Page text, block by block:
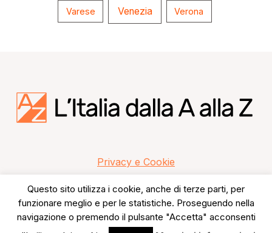
Varese Venezia Verona
Privacy e Cookie
Copyright © 2026 L'Italia dalla A alla Z.
Questo sito utilizza i cookie, anche di terze parti, per
funzionare meglio e per le statistiche. Proseguendo nella
navigazione o premendo il pulsante "Accetta" acconsenti